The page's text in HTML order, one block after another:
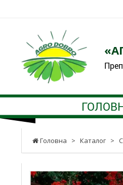
Головна > Каталог >